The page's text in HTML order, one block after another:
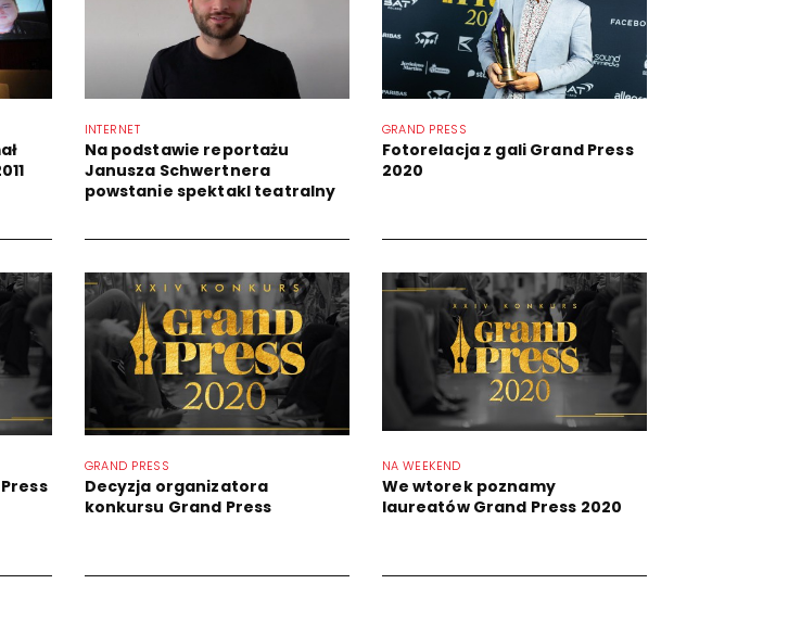
INTERNET
Na podstawie reportażu
Janusza Schwertnera
powstanie spektakl teatralny
GRAND PRESS
Fotorelacja z gali Grand Press
2020
GRAND PRESS
Decyzja organizatora
konkursu Grand Press
NA WEEKEND
We wtorek poznamy
laureatów Grand Press 2020